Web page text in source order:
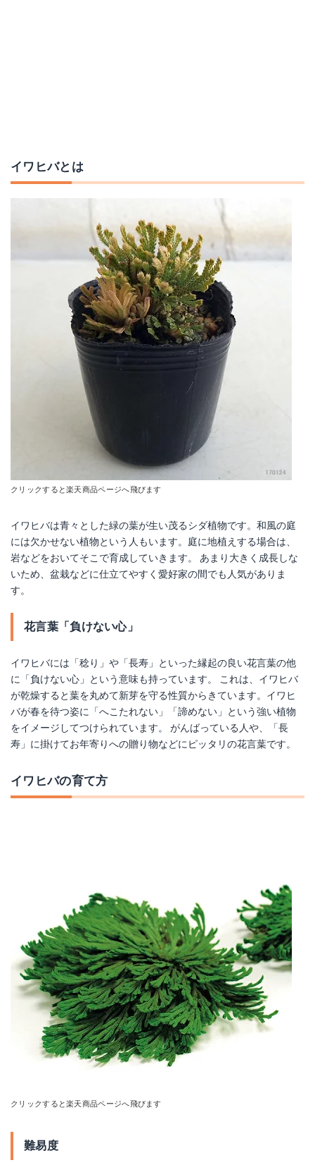
イワヒバとは
クリックすると楽天商品ページへ飛びます
イワヒバは青々とした緑の葉が生い茂るシダ植物です。和風の庭
には欠かせない植物という人もいます。庭に地植えする場合は、
岩などをおいてそこで育成していきます。 あまり大きく成長しな
いため、盆栽などに仕立てやすく愛好家の間でも人気がありま
す。
花言葉「負けない心」
イワヒバには「稔り」や「長寿」といった縁起の良い花言葉の他
に「負けない心」という意味も持っています。 これは、イワヒバ
が乾燥すると葉を丸めて新芽を守る性質からきています。イワヒ
バが春を待つ姿に「へこたれない」「諦めない」という強い植物
をイメージしてつけられています。 がんばっている人や、「長
寿」に掛けてお年寄りへの贈り物などにピッタリの花言葉です。
イワヒバの育て方
クリックすると楽天商品ページへ飛びます
難易度